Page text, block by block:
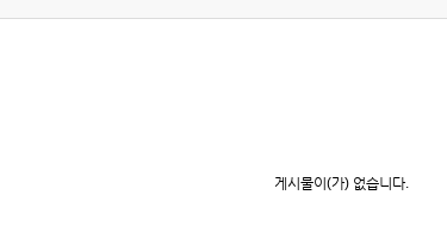
게시물이(가) 없습니다.